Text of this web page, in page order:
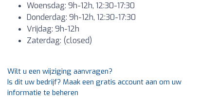
Woensdag: 9h-12h, 12:30-17:30
Donderdag: 9h-12h, 12:30-17:30
Vrijdag: 9h-12h
Zaterdag: (closed)
Wilt u een wijziging aanvragen?
Is dit uw bedrijf? Maak een gratis account aan om uw
informatie te beheren